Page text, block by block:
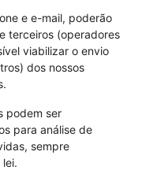
e e-mail, poderão
terceiros (operadores
viabilizar o envio
dos nossos
podem ser
para análise de
sempre